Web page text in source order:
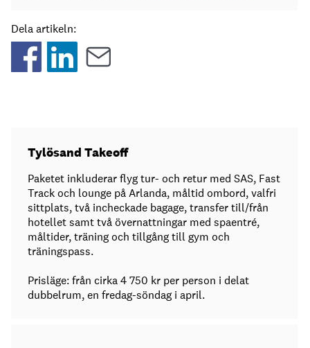
Dela artikeln:
Tylösand Takeoff
Paketet inkluderar flyg tur- och retur med SAS, Fast
Track och lounge på Arlanda, måltid ombord, valfri
sittplats, två incheckade bagage, transfer till/från
hotellet samt två övernattningar med spaentré,
måltider, träning och tillgång till gym och
träningspass.
Prisläge: från cirka 4 750 kr per person i delat
dubbelrum, en fredag-söndag i april.